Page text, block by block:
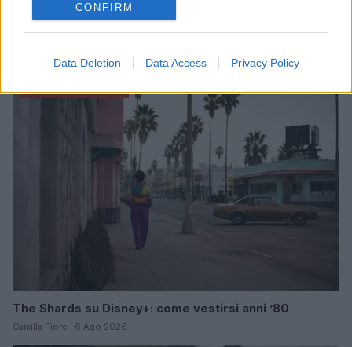
CONFIRM
Data Deletion Data Access Privacy Policy
Scopri Vulcano, l’isola delle Eolie con spiagge nere e
paesaggi vulcanici
Cristian Castiglioni · 6 Ago 2026
The Shards su Disney+: come vestirsi anni ’80
Camilla Fiore · 6 Ago 2026